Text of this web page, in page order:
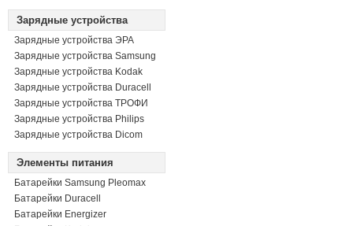
Зарядные устройства
Зарядные устройства ЭРА
Зарядные устройства Samsung
Зарядные устройства Kodak
Зарядные устройства Duracell
Зарядные устройства ТРОФИ
Зарядные устройства Philips
Зарядные устройства Dicom
Элементы питания
Батарейки Samsung Pleomax
Батарейки Duracell
Батарейки Energizer